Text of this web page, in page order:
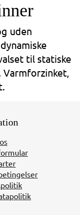
uden
til statiske
Varmforzinket,